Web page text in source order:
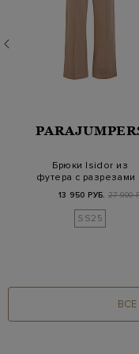
Брюки Isidor из
футера с разрезами
вышитым логотипом
13 950 РУБ. 27 900
SS25